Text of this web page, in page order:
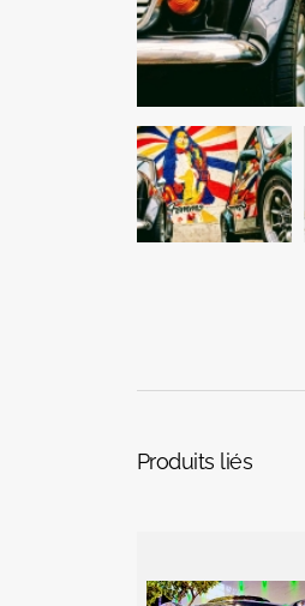
Produits liés